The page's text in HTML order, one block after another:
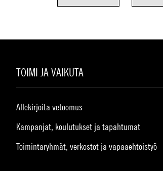
TOIMI JA VAIKUTA
Allekirjoita vetoomus
Kampanjat, koulutukset ja tapahtumat
Toimintaryhmät, verkostot ja vapaaehtoistyö